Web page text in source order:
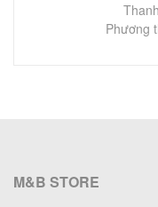
Phương
M&B STORE